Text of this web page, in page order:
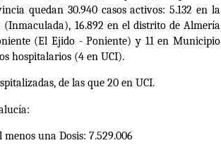
quedan 30.940 casos activos: 5.132 en la
16.892 en el distrito de Almería
(El Ejido - Poniente) y 11 en Municipio
hospitalarios (4 en UCI).
de las que 20 en UCI.
una Dosis: 7.529.006